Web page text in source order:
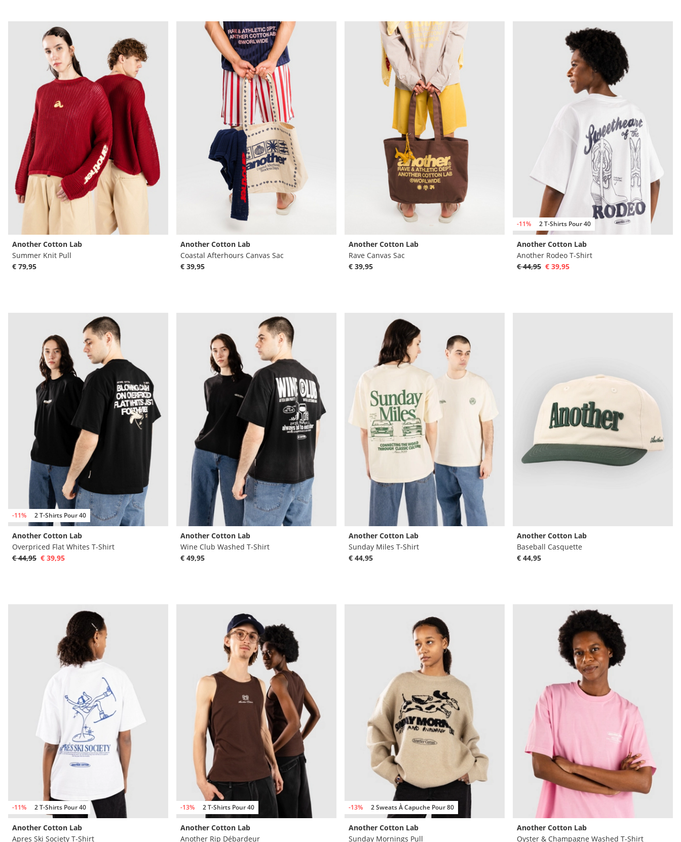
Another Cotton Lab
Summer Knit Pull
€ 79,95
Another Cotton Lab
Coastal Afterhours Canvas Sac
€ 39,95
Another Cotton Lab
Rave Canvas Sac
€ 39,95
-11% 2 T-Shirts Pour 40
Another Cotton Lab
Another Rodeo T-Shirt
€ 44,95 € 39,95
-11% 2 T-Shirts Pour 40
Another Cotton Lab
Overpriced Flat Whites T-Shirt
€ 44,95 € 39,95
Another Cotton Lab
Wine Club Washed T-Shirt
€ 49,95
Another Cotton Lab
Sunday Miles T-Shirt
€ 44,95
Another Cotton Lab
Baseball Casquette
€ 44,95
-11% 2 T-Shirts Pour 40
Another Cotton Lab
Apres Ski Society T-Shirt
-13% 2 T-Shirts Pour 40
Another Cotton Lab
Another Rip Débardeur
-13% 2 Sweats À Capuche Pour 80
Another Cotton Lab
Sunday Mornings Pull
Another Cotton Lab
Oyster & Champagne Washed T-Shirt